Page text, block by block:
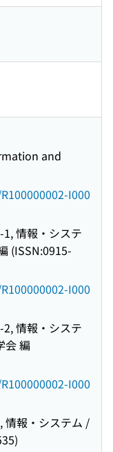
and
I000
情報・システ
(ISSN:0915-
I000
情報・システ
会 編
I000
情報・システム /